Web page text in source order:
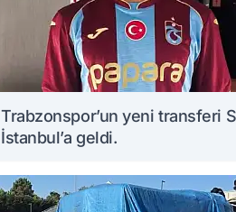
Trabzonspor’un yeni transferi
İstanbul’a geldi.